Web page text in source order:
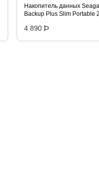
Накопитель данных
Backup Plus Slim Portable
4 890 Þ